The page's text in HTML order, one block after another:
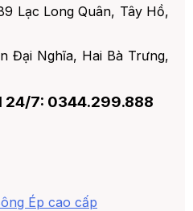
Lạc Long Quân, Tây Hồ,
Đại Nghĩa, Hai Bà Trưng,
24/7: 0344.299.888
Ép cao cấp